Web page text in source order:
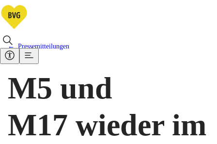
Pressemitteilungen
M5 und
M17 wieder im